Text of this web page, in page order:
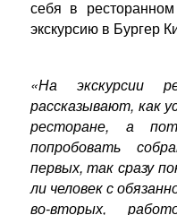
себя в
экскурсию в Бургер
«На экскурсии
рассказывают, как
ресторане, а
попробовать
первых, так сразу
ли человек с
во-вторых,